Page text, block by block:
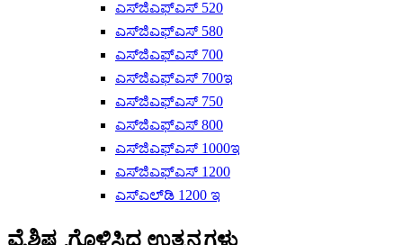
ಎಸ್‌ಜಿಎಫ್‌ಎಸ್ 520
ಎಸ್‌ಜಿಎಫ್‌ಎಸ್ 580
ಎಸ್‌ಜಿಎಫ್‌ಎಸ್ 700
ಎಸ್‌ಜಿಎಫ್‌ಎಸ್ 700ಇ
ಎಸ್‌ಜಿಎಫ್‌ಎಸ್ 750
ಎಸ್‌ಜಿಎಫ್‌ಎಸ್ 800
ಎಸ್‌ಜಿಎಫ್‌ಎಸ್ 1000ಇ
ಎಸ್‌ಜಿಎಫ್‌ಎಸ್ 1200
ಎಸ್‌ಎಲ್‌ಡಿ 1200 ಇ
ವೈಶಿಷ್ಟ್ಯಗೊಳಿಸಿದ ಉತ್ಪನ್ನಗಳು